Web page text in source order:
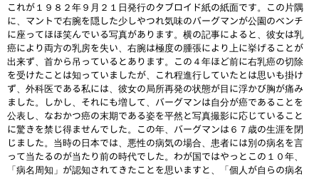
これが１９８２年９月２１日発行のタブロイド紙の紙面です。この片隅
に、マントで右腕を隠した少しやつれ気味のバーグマンが公園のベンチ
に座ってほほ笑んでいる写真があります。横の記事によると、彼女は乳
癌により両方の乳房を失い、右腕は極度の腫張により上に挙げることが
出来ず、首から吊っているとあります。この４年ほど前に右乳癌の切除
を受けたことは知っていましたが、これ程進行していたとは思いも掛け
ず、外科医である私には、彼女の局所再発の状態が目に浮かび胸が痛み
ました。しかし、それにも増して、バーグマンは自分が癌であることを
公表し、なおかつ癌の末期である姿を平然と写真撮影に応じていること
に驚きを禁じ得ませんでした。この年、バーグマンは６７歳の生涯を閉
じました。当時の日本では、悪性の病気の場合、患者には別の病名を言
って当たるのが当たり前の時代でした。わが国ではやっとこの１０年、
「病名周知」が認知されてきたことを思いますと、「個人が自らの病名